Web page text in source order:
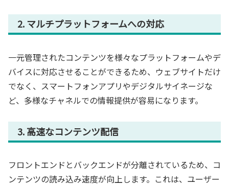
2. マルチプラットフォームへの対応
一元管理されたコンテンツを様々なプラットフォームやデ
バイスに対応させることができるため、ウェブサイトだけ
でなく、スマートフォンアプリやデジタルサイネージな
ど、多様なチャネルでの情報提供が容易になります。
3. 高速なコンテンツ配信
フロントエンドとバックエンドが分離されているため、コ
ンテンツの読み込み速度が向上します。これは、ユーザー